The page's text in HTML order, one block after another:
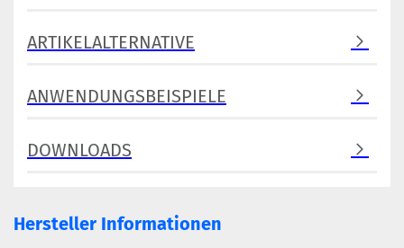
ARTIKELALTERNATIVE
ANWENDUNGSBEISPIELE
DOWNLOADS
Hersteller Informationen